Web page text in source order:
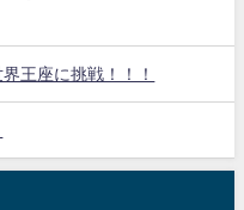
王座に挑戦！！！